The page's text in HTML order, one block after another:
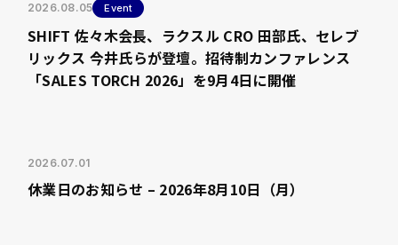
2026.08.05 Event
SHIFT 佐々木会長、ラクスル CRO 田部氏、セレブ
リックス 今井氏らが登壇。招待制カンファレンス
「SALES TORCH 2026」を9月4日に開催
2026.07.01
休業日のお知らせ – 2026年8月10日（月）